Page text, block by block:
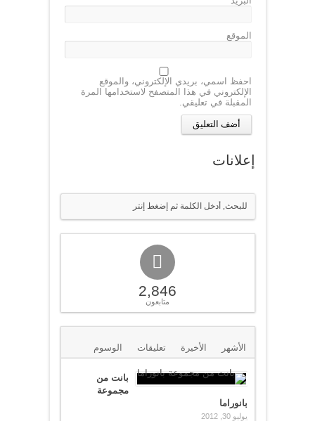
الموقع
احفظ اسمي، بريدي الإلكتروني، والموقع
الإلكتروني في هذا المتصفح لاستخدامها المرة
المقبلة في تعليقي.
إعلانات
2,846
متابعون
الأشهر الأخيرة تعليقات الوسوم
بانت من
مجموعة
بانوراما
يوليو 30, 2012